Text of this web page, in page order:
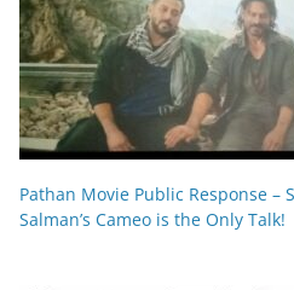
Pathan Movie Public Response –
Salman’s Cameo is the Only Talk!